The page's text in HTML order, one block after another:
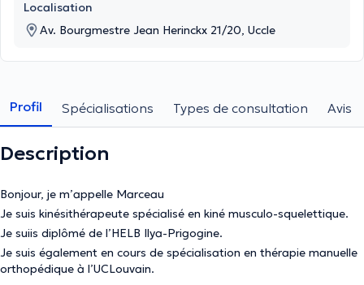
Localisation
Av. Bourgmestre Jean Herinckx 21/20, Uccle
Profil Spécialisations Types de consultation Avis
Description
Bonjour, je m’appelle Marceau
Je suis kinésithérapeute spécialisé en kiné musculo-squelettique.
Je suiis diplômé de l’HELB Ilya-Prigogine.
Je suis également en cours de spécialisation en thérapie manuelle
orthopédique à l’UCLouvain.